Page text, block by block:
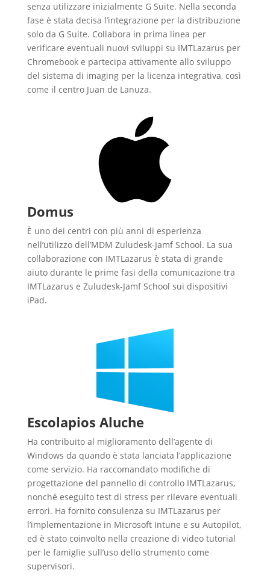
senza utilizzare inizialmente G Suite. Nella seconda
fase è stata decisa l’integrazione per la distribuzione
solo da G Suite. Collabora in prima linea per
verificare eventuali nuovi sviluppi su IMTLazarus per
Chromebook e partecipa attivamente allo sviluppo
del sistema di imaging per la licenza integrativa, così
come il centro Juan de Lanuza.
Domus
È uno dei centri con più anni di esperienza
nell’utilizzo dell’MDM Zuludesk-Jamf School. La sua
collaborazione con IMTLazarus è stata di grande
aiuto durante le prime fasi della comunicazione tra
IMTLazarus e Zuludesk-Jamf School sui dispositivi
iPad.
Escolapios Aluche
Ha contribuito al miglioramento dell’agente di
Windows da quando è stata lanciata l’applicazione
come servizio. Ha raccomandato modifiche di
progettazione del pannello di controllo IMTLazarus,
nonché eseguito test di stress per rilevare eventuali
errori. Ha fornito consulenza su IMTLazarus per
l’implementazione in Microsoft Intune e su Autopilot,
ed è stato coinvolto nella creazione di video tutorial
per le famiglie sull’uso dello strumento come
supervisori.